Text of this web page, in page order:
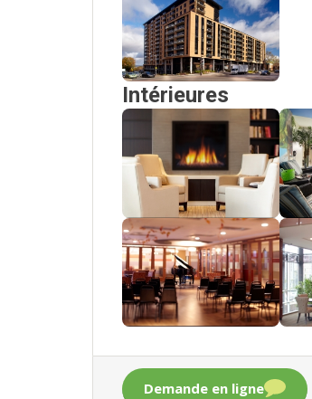
Intérieures
Demande en ligne